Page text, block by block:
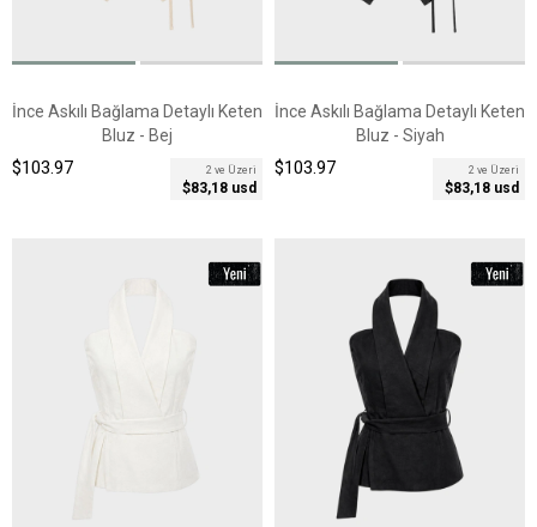
İnce Askılı Bağlama Detaylı Keten
Bluz - Bej
2 ve Üzeri
$83,18 usd
$103.97
İnce Askılı Bağlama Detaylı Keten
Bluz - Siyah
2 ve Üzeri
$83,18 usd
$103.97